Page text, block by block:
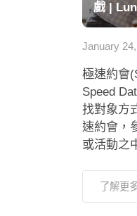
戲 |
January
極速約會
Speed
找對象方
速約會，
或活動之
了解更